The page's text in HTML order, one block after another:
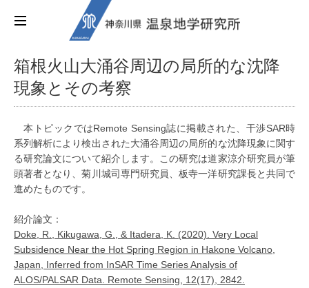
箱根火山大涌谷周辺の局所的な沈降
現象とその考察
本トピックではRemote Sensing誌に掲載された、干渉SAR時
系列解析により検出された大涌谷周辺の局所的な沈降現象に関す
る研究論文について紹介します。この研究は道家涼介研究員が筆
頭著者となり、菊川城司専門研究員、板寺一洋研究課長と共同で
進めたものです。
紹介論文：
Doke, R., Kikugawa, G., & Itadera, K. (2020). Very Local
Subsidence Near the Hot Spring Region in Hakone Volcano,
Japan, Inferred from InSAR Time Series Analysis of
ALOS/PALSAR Data. Remote Sensing, 12(17), 2842.